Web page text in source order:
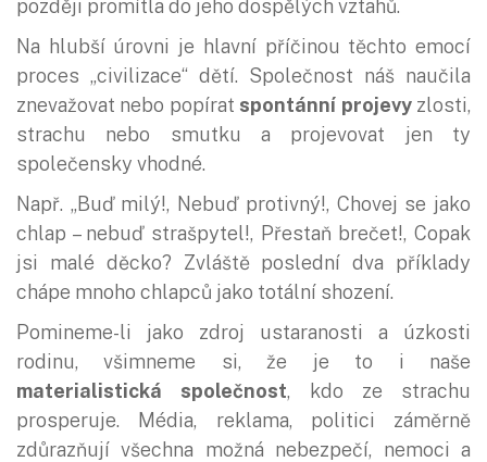
později promítla do jeho dospělých vztahů.
Na hlubší úrovni je hlavní příčinou těchto emocí
proces „civilizace“ dětí. Společnost náš naučila
znevažovat nebo popírat spontánní projevyzlosti,
strachu nebo smutku a projevovat jen ty
společensky vhodné.
Např. „Buď milý!, Nebuď protivný!, Chovej se jako
chlap – nebuď strašpytel!, Přestaň brečet!, Copak
jsi malé děcko? Zvláště poslední dva příklady
chápe mnoho chlapců jako totální shození.
Pomineme-li jako zdroj ustaranosti a úzkosti
rodinu, všimneme si, že je to i naše
materialistická společnost, kdo ze strachu
prosperuje. Média, reklama, politici záměrně
zdůrazňují všechna možná nebezpečí, nemoci a